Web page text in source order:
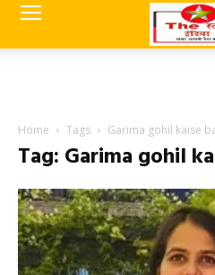
Home Tags Garima gohil kaise
Tag: Garima gohil